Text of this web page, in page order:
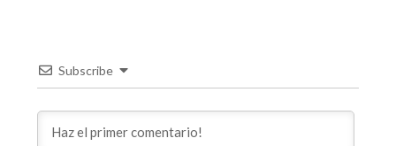
Subscribe